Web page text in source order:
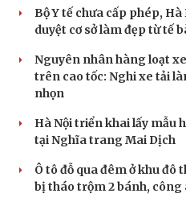
Bộ Y tế chưa cấp phép, Hà
duyệt cơ sở làm đẹp từ tế
Nguyên nhân hàng loạt
trên cao tốc: Nghi xe tải
nhọn
Hà Nội triển khai lấy mẫu
tại Nghĩa trang Mai Dịch
Ô tô đỗ qua đêm ở khu đô
bị tháo trộm 2 bánh, công